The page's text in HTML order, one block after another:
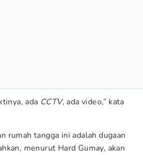
ada CCTV, ada video,” kata
rumah tangga ini adalah dugaan
menurut Hard Gumay, akan